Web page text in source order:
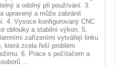
a odolný při používání. 3.
upravený a může zabránit
4. Vysoce konfigurovaný CNC
oblouky a stabilní výkon. 5.
zařízeními vytvářejí linku
která zcela řeší problém
6. Práce s počítačem a
...